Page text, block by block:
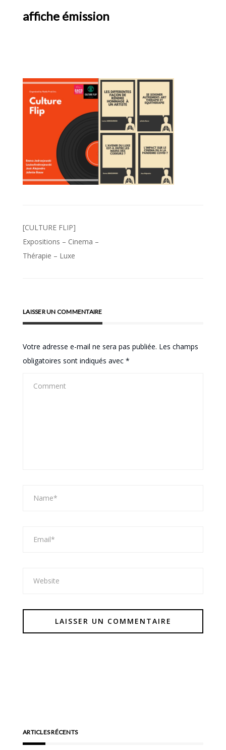
affiche émission
Navigation
de
l’article
[CULTURE FLIP]
Expositions – Cinema –
Thérapie – Luxe
LAISSER UN COMMENTAIRE
Votre adresse e-mail ne sera pas publiée. Les champs
obligatoires sont indiqués avec *
ARTICLES RÉCENTS